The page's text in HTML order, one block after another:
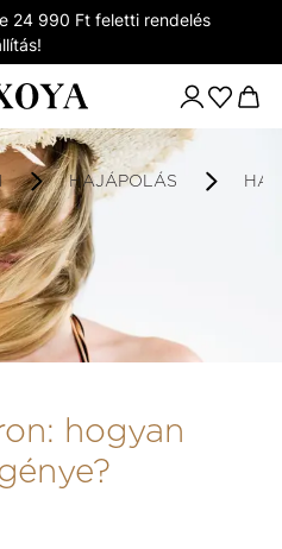
24 990 Ft feletti rendelés
HAJÁPOLÁS
hogyan